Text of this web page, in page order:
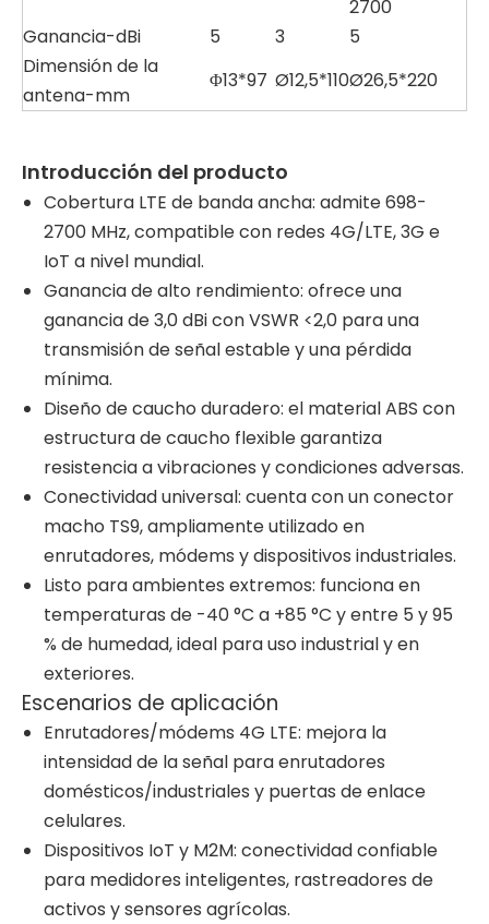
2700
Ganancia-dBi
5 3
5
Dimensión de la
antena-mm
Φ13*97 Ø12,5*110Ø26,5*220
Introducción del producto
Cobertura LTE de banda ancha: admite 698-
2700 MHz, compatible con redes 4G/LTE, 3G e
IoT a nivel mundial.
Ganancia de alto rendimiento: ofrece una
ganancia de 3,0 dBi con VSWR <2,0 para una
transmisión de señal estable y una pérdida
mínima.
Diseño de caucho duradero: el material ABS con
estructura de caucho flexible garantiza
resistencia a vibraciones y condiciones adversas.
Conectividad universal: cuenta con un conector
macho TS9, ampliamente utilizado en
enrutadores, módems y dispositivos industriales.
Listo para ambientes extremos: funciona en
temperaturas de -40 °C a +85 °C y entre 5 y 95
% de humedad, ideal para uso industrial y en
exteriores.
Escenarios de aplicación
Enrutadores/módems 4G LTE: mejora la
intensidad de la señal para enrutadores
domésticos/industriales y puertas de enlace
celulares.
Dispositivos IoT y M2M: conectividad confiable
para medidores inteligentes, rastreadores de
activos y sensores agrícolas.